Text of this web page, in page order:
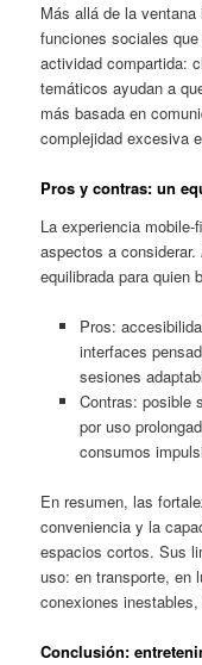
Más allá de la
funciones sociales
actividad compartida:
temáticos ayudan a
más basada en
complejidad excesiva
Pros y contras: un
La experiencia
aspectos a
equilibrada para quien
Pros:
interfaces
sesiones
Contras: posible
por uso
consumos
En resumen, las
conveniencia y la
espacios cortos. Sus
uso: en transporte, en
conexiones
Conclusión: